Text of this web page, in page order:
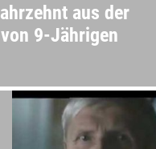
aus der
9-Jährigen